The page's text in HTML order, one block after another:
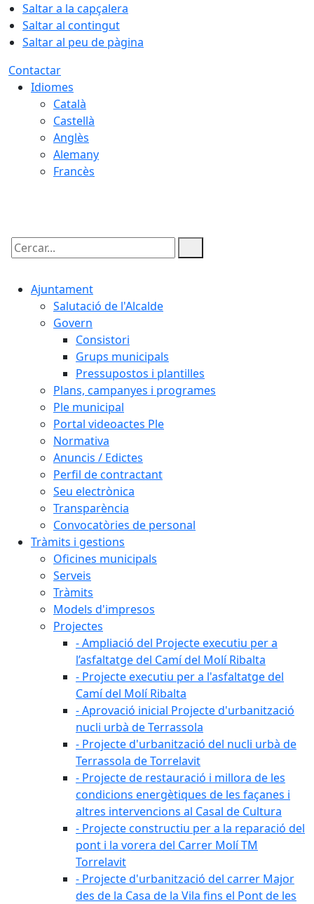
Saltar a la capçalera
Saltar al contingut
Saltar al peu de pàgina
Contactar
Idiomes
Català
Castellà
Anglès
Alemany
Francès
Cercar:
Ajuntament
Salutació de l'Alcalde
Govern
Consistori
Grups municipals
Pressupostos i plantilles
Plans, campanyes i programes
Ple municipal
Portal videoactes Ple
Normativa
Anuncis / Edictes
Perfil de contractant
Seu electrònica
Transparència
Convocatòries de personal
Tràmits i gestions
Oficines municipals
Serveis
Tràmits
Models d'impresos
Projectes
- Ampliació del Projecte executiu per a
l’asfaltatge del Camí del Molí Ribalta
- Projecte executiu per a l'asfaltatge del
Camí del Molí Ribalta
- Aprovació inicial Projecte d'urbanització
nucli urbà de Terrassola
- Projecte d'urbanització del nucli urbà de
Terrassola de Torrelavit
- Projecte de restauració i millora de les
condicions energètiques de les façanes i
altres intervencions al Casal de Cultura
- Projecte constructiu per a la reparació del
pont i la vorera del Carrer Molí TM
Torrelavit
- Projecte d'urbanització del carrer Major
des de la Casa de la Vila fins el Pont de les